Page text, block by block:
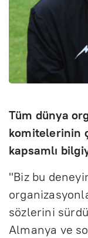
Tüm dünya
komitelerinin
kapsamlı
"Biz bu
sözlerini
Almanya ve